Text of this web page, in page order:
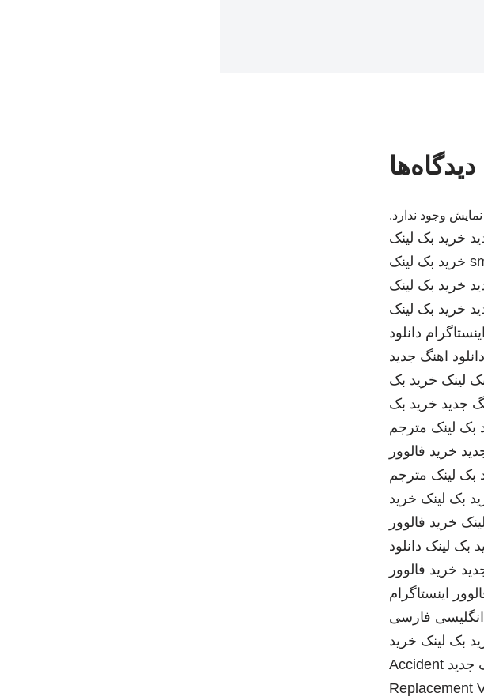
وجود ندارد.
خرید بک لینک
خرید بک لینک
خرید بک لینک
خرید بک لینک
دانلود
دانلود اهنگ جدید
لینک خرید بک
جدید خرید بک
بک لینک مترجم
خرید فالوور
بک لینک مترجم
بک لینک خرید
خرید فالوور
بک لینک دانلود
خرید فالوور
اینستاگرام
فارسی
بک لینک خرید
جدید Accident
Replacement